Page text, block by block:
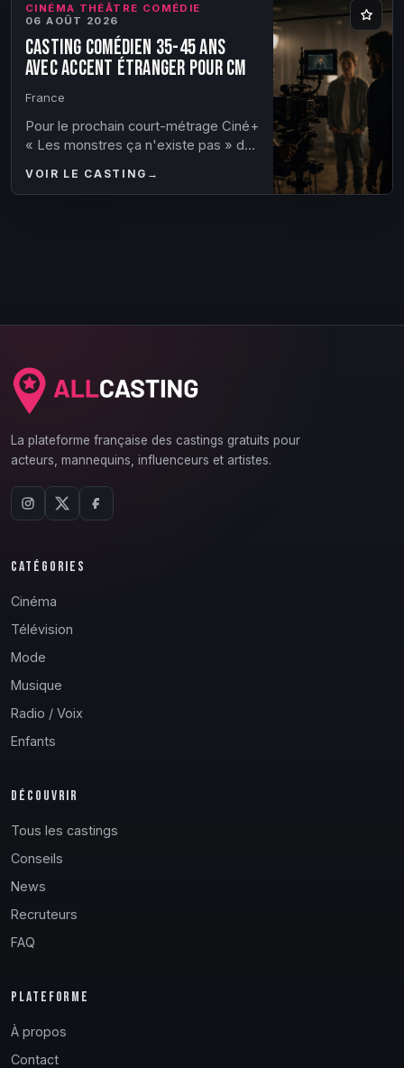
CINÉMA THÉÂTRE COMÉDIE
06 AOÛT 2026
Casting comédien 35-45 ans
avec accent étranger pour CM
France
Pour le prochain court-métrage Ciné+
« Les monstres ça n'existe pas » de
Qui Vive ! nous recherchons le rôle
VOIR LE CASTING →
La plateforme française des castings gratuits pour
acteurs, mannequins, influenceurs et artistes.
CATÉGORIES
Cinéma
Télévision
Mode
Musique
Radio / Voix
Enfants
DÉCOUVRIR
Tous les castings
Conseils
News
Recruteurs
FAQ
PLATEFORME
À propos
Contact